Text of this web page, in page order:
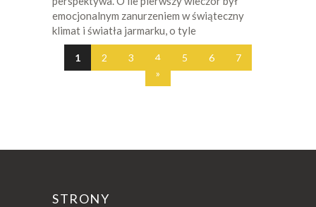
emocjonalnym zanurzeniem w świąteczny
klimat i światła jarmarku, o tyle
1 2 3 4 5 6
7
»
STRONY